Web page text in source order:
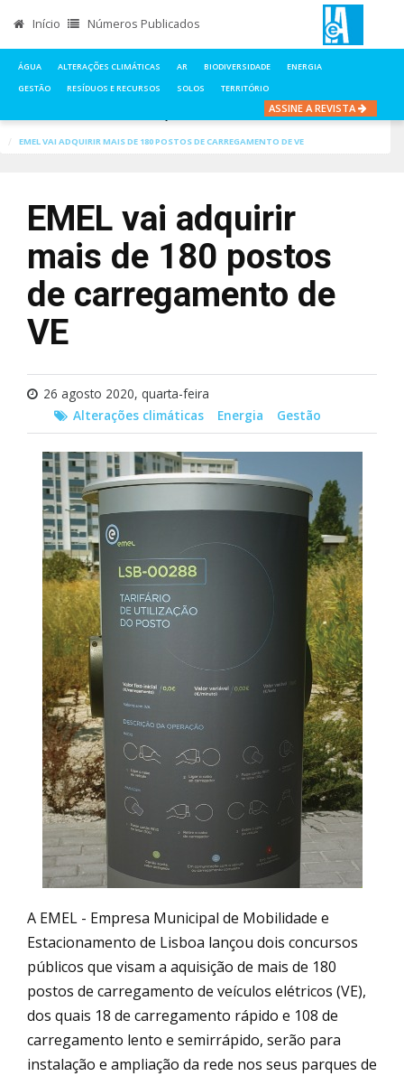
Início Números Publicados
ÁGUA ALTERAÇÕES CLIMÁTICAS AR BIODIVERSIDADE
ENERGIA
GESTÃO
RESÍDUOS E RECURSOS SOLOS TERRITÓRIO
ASSINE A REVISTA
EMEL VAI ADQUIRIR MAIS DE 180 POSTOS DE CARREGAMENTO DE VE
EMEL vai adquirir
mais de 180 postos
de carregamento de
VE
26 agosto 2020, quarta-feira
Alterações climáticas
Energia Gestão
A EMEL - Empresa Municipal de Mobilidade e
Estacionamento de Lisboa lançou dois concursos
públicos que visam a aquisição de mais de 180
postos de carregamento de veículos elétricos (VE),
dos quais 18 de carregamento rápido e 108 de
carregamento lento e semirrápido, serão para
instalação e ampliação da rede nos seus parques de